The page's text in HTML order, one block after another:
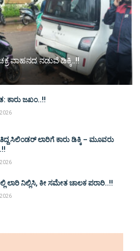
ವಾಹನದ ನಡುವೆ ಡಿಕ್ಕಿ..!!
ಕಾರು ಜಖಂ..!!
ಸಿಲಿಂಡರ್ ಲಾರಿಗೆ ಕಾರು ಡಿಕ್ಕಿ – ಮೂವರು
ಲಾರಿ ನಿಲ್ಲಿಸಿ, ಕೀ ಸಮೇತ ಚಾಲಕ ಪರಾರಿ..!!